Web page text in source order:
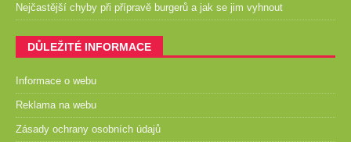
Nejčastější chyby při přípravě burgerů a jak se jim vyhnout
DŮLEŽITÉ INFORMACE
Informace o webu
Reklama na webu
Zásady ochrany osobních údajů